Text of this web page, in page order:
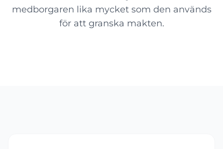
medborgaren lika mycket som den används
för att granska makten.